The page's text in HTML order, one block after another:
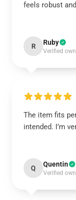
feels robust
R Ruby
Verified
The item fits
intended. I’m
Q Quentin
Verified